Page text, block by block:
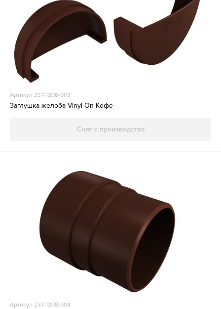
Артикул 237-1208-003
Заглушка желоба Vinyl-On Кофе
Снят с производства
Артикул 237-1208-004